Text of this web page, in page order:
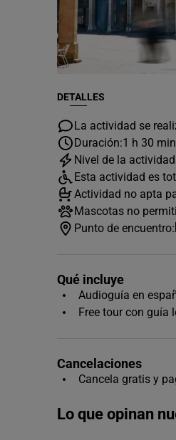
DETALLES
La actividad se
Duración:1 h 30 min
Nivel de la
Esta actividad es
Actividad no apta
Mascotas no
Punto de encuentro:
Qué incluye
Audioguía en
Free tour con guía
Cancelaciones
Cancela gratis y
Lo que opinan